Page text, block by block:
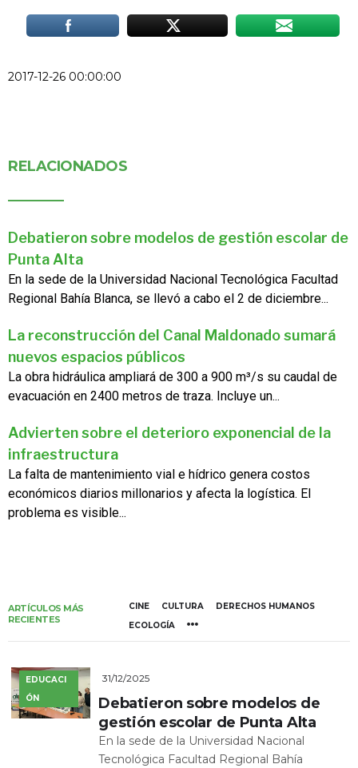
2017-12-26 00:00:00
RELACIONADOS
Debatieron sobre modelos de gestión escolar de
Punta Alta
En la sede de la Universidad Nacional Tecnológica Facultad
Regional Bahía Blanca, se llevó a cabo el 2 de diciembre...
La reconstrucción del Canal Maldonado sumará
nuevos espacios públicos
La obra hidráulica ampliará de 300 a 900 m³/s su caudal de
evacuación en 2400 metros de traza. Incluye un...
Advierten sobre el deterioro exponencial de la
infraestructura
La falta de mantenimiento vial e hídrico genera costos
económicos diarios millonarios y afecta la logística. El
problema es visible...
ARTÍCULOS MÁS
RECIENTES
CINE CULTURA
DERECHOS HUMANOS
ECOLOGÍA
EDUCACI
ÓN
31/12/2025
Debatieron sobre modelos de
gestión escolar de Punta Alta
En la sede de la Universidad Nacional
Tecnológica Facultad Regional Bahía